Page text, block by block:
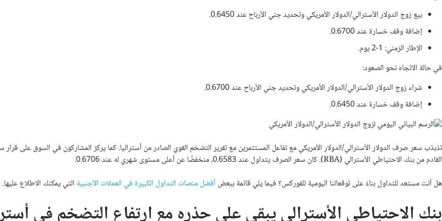
بيع زوج الدولار الأسترالي/الدولار الأمريكي وتحديد جني الأرباح عند 0.6450.
إضافة وقف خسارة عند 0.6700.
الإطار الزمني: 1-2 يوم.
في حالة الاتجاه نحو الصعود:
شراء زوج الدولار الأسترالي/الدولار الأمريكي وتحديد جني الأرباح عند 0.6700.
إضافة وقف خسارة عند 0.6450.
تذبذب سعر صرف الدولار الأسترالي/الدولار الأمريكي مع تفاعل المستثمرين مع تقرير التضخم القوي الصادر من أستراليا. كما يركز المشاركون في السوق على قرار
القادم من بنك الاحتياطي الأسترالي (RBA). كان سعر الصرف يتداول عند 0.6583، منخفضًا عن أعلى مستوى شهري له عند 0.6706.
هل أنت مستعد للتداول بناءً على توقعاتنا اليومية للفوركس؟ فيما يلي قائمة ببعض أفضل منصات التداول الكبيرة في العملات الأجنبية التي يمكنك الاطلاع عليها.
بنك الاحتياطي الأسترالي يبقي على حذره مع ارتفاع التضخم في